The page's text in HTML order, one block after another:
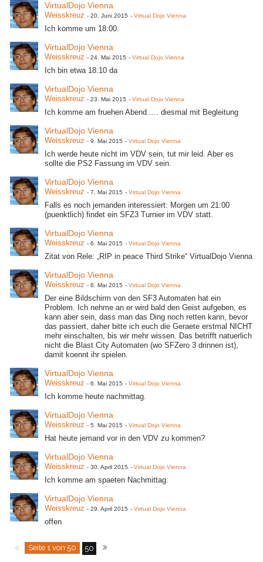
VirtualDojo Vienna
Weisskreuz - 20. Juni 2015 - Virtual Dojo Vienna
Ich komme um 18:00.
VirtualDojo Vienna
Weisskreuz - 24. Mai 2015 - Virtual Dojo Vienna
Ich bin etwa 18:10 da
VirtualDojo Vienna
Weisskreuz - 23. Mai 2015 - Virtual Dojo Vienna
Ich komme am fruehen Abend..... diesmal mit Begleitung
VirtualDojo Vienna
Weisskreuz - 9. Mai 2015 - Virtual Dojo Vienna
Ich werde heute nicht im VDV sein, tut mir leid. Aber es
sollte die PS2 Fassung im VDV sein.
VirtualDojo Vienna
Weisskreuz - 7. Mai 2015 - Virtual Dojo Vienna
Falls es noch jemanden interessiert: Morgen um 21:00
(puenktlich) findet ein SFZ3 Turnier im VDV statt.
VirtualDojo Vienna
Weisskreuz - 6. Mai 2015 - Virtual Dojo Vienna
Zitat von Rele: „RIP in peace Third Strike“ VirtualDojo Vienna
VirtualDojo Vienna
Weisskreuz - 6. Mai 2015 - Virtual Dojo Vienna
Der eine Bildschirm von den SF3 Automaten hat ein
Problem. Ich nehme an er wird bald den Geist aufgeben, es
kann aber sein, dass man das Ding noch retten kann, bevor
das passiert, daher bitte ich euch die Geraete erstmal NICHT
mehr einschalten, bis wir mehr wissen. Das betrifft natuerlich
nicht die Blast City Automaten (wo SFZero 3 drinnen ist),
damit koennt ihr spielen.
VirtualDojo Vienna
Weisskreuz - 6. Mai 2015 - Virtual Dojo Vienna
Ich komme heute nachmittag.
VirtualDojo Vienna
Weisskreuz - 5. Mai 2015 - Virtual Dojo Vienna
Hat heute jemand vor in den VDV zu kommen?
VirtualDojo Vienna
Weisskreuz - 30. April 2015 - Virtual Dojo Vienna
Ich komme am spaeten Nachmittag.
VirtualDojo Vienna
Weisskreuz - 29. April 2015 - Virtual Dojo Vienna
offen
Seite 1 von 50 50